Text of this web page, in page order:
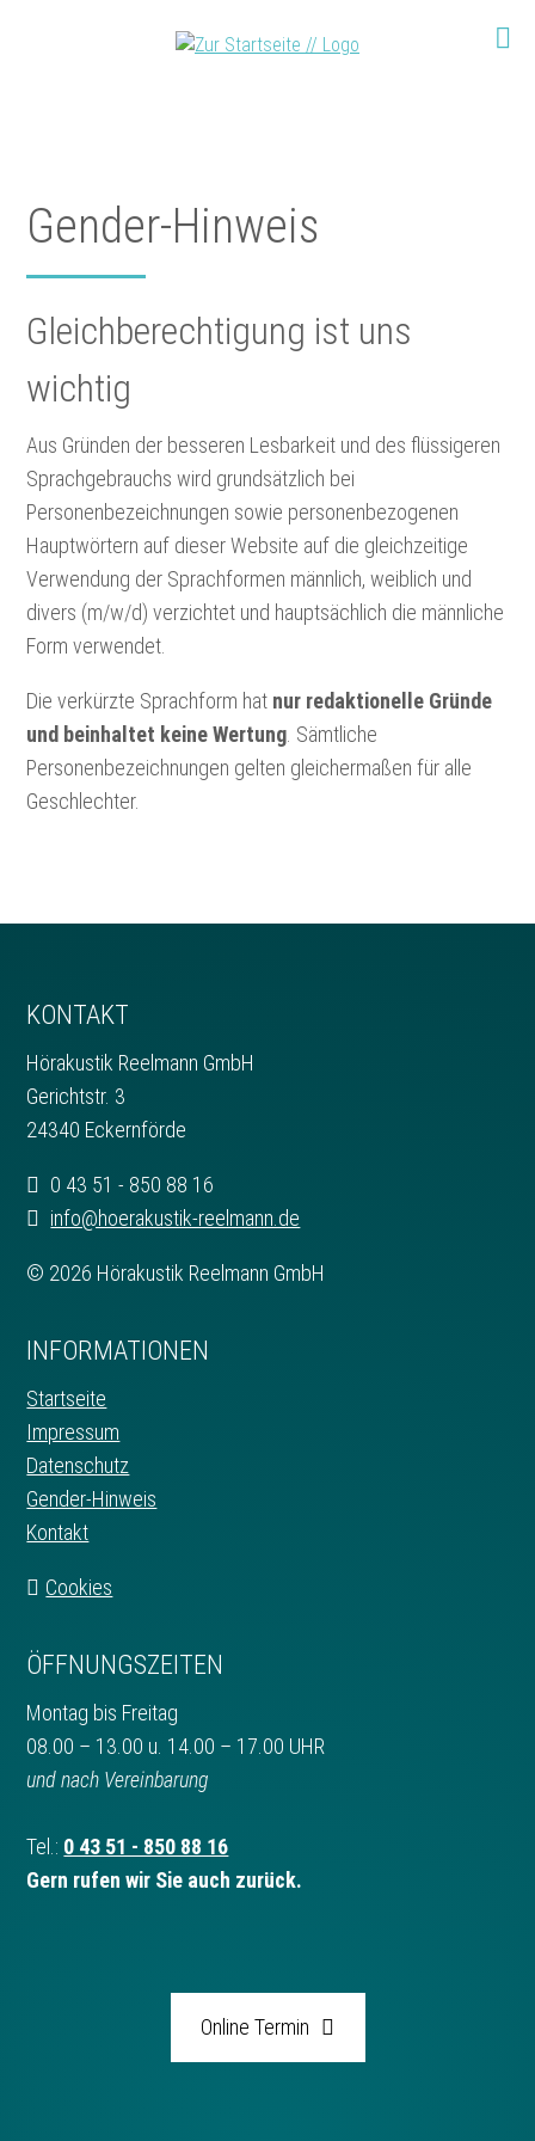
Gender-Hinweis
Gleichberechtigung ist uns
wichtig
Aus Gründen der besseren Lesbarkeit und des flüssigeren
Sprachgebrauchs wird grundsätzlich bei
Personenbezeichnungen sowie personenbezogenen
Hauptwörtern auf dieser Website auf die gleichzeitige
Verwendung der Sprachformen männlich, weiblich und
divers (m/w/d) verzichtet und hauptsächlich die männliche
Form verwendet.
Die verkürzte Sprachform hat nur redaktionelle Gründe
und beinhaltet keine Wertung . Sämtliche
Personenbezeichnungen gelten gleichermaßen für alle
Geschlechter.
KONTAKT
Hörakustik Reelmann GmbH
Gerichtstr. 3
24340 Eckernförde
0 43 51 - 850 88 16
info@hoerakustik-reelmann.de
© 2026 Hörakustik Reelmann GmbH
INFORMATIONEN
Startseite
Impressum
Datenschutz
Gender-Hinweis
Kontakt
Cookies
ÖFFNUNGSZEITEN
Montag bis Freitag
08.00 – 13.00 u. 14.00 – 17.00 UHR
und nach Vereinbarung
Tel.: 0 43 51 - 850 88 16
Gern rufen wir Sie auch zurück.
Online Termin